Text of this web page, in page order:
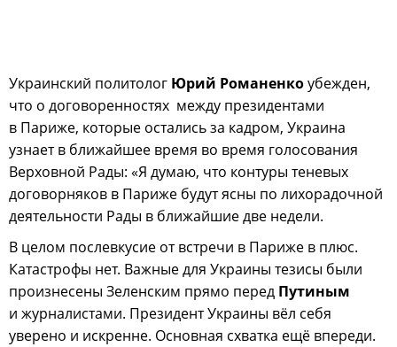
Украинский политолог Юрий Романенкоубежден,
что о договоренностях между президентами
в Париже, которые остались за кадром, Украина
узнает в ближайшее время во время голосования
Верховной Рады: «Я думаю, что контуры теневых
договорняков в Париже будут ясны по лихорадочной
деятельности Рады в ближайшие две недели.
В целом послевкусие от встречи в Париже в плюс.
Катастрофы нет. Важные для Украины тезисы были
произнесены Зеленским прямо перед Путиным
и журналистами. Президент Украины вёл себя
уверено и искренне. Основная схватка ещё впереди.